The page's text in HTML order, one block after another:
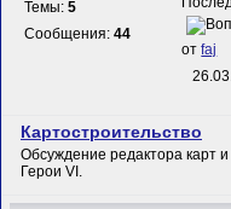
Темы:5
Сообщения:44
отfaj
Картостроительство
Обсуждение редактора карт
Герои VI.